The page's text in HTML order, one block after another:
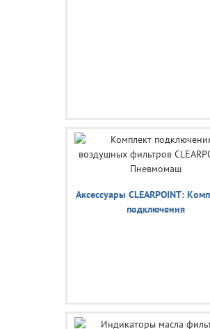
Аксессуары CLEARPOINT:
подключения